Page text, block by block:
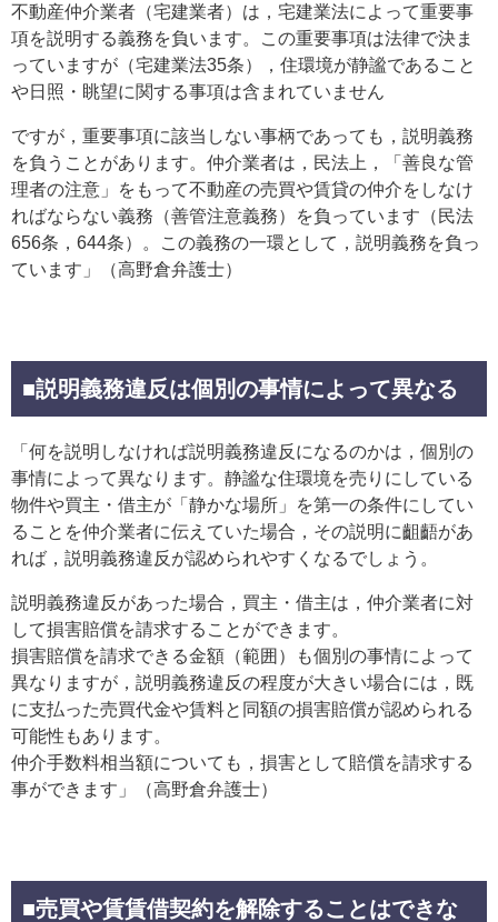
不動産仲介業者（宅建業者）は，宅建業法によって重要事
項を説明する義務を負います。この重要事項は法律で決ま
っていますが（宅建業法35条），住環境が静謐であること
や日照・眺望に関する事項は含まれていません
ですが，重要事項に該当しない事柄であっても，説明義務
を負うことがあります。仲介業者は，民法上，「善良な管
理者の注意」をもって不動産の売買や賃貸の仲介をしなけ
ればならない義務（善管注意義務）を負っています（民法
656条，644条）。この義務の一環として，説明義務を負っ
ています」（高野倉弁護士）
■説明義務違反は個別の事情によって異なる
「何を説明しなければ説明義務違反になるのかは，個別の
事情によって異なります。静謐な住環境を売りにしている
物件や買主・借主が「静かな場所」を第一の条件にしてい
ることを仲介業者に伝えていた場合，その説明に齟齬があ
れば，説明義務違反が認められやすくなるでしょう。
説明義務違反があった場合，買主・借主は，仲介業者に対
して損害賠償を請求することができます。
損害賠償を請求できる金額（範囲）も個別の事情によって
異なりますが，説明義務違反の程度が大きい場合には，既
に支払った売買代金や賃料と同額の損害賠償が認められる
可能性もあります。
仲介手数料相当額についても，損害として賠償を請求する
事ができます」（高野倉弁護士）
■売買や賃賃借契約を解除することはできな